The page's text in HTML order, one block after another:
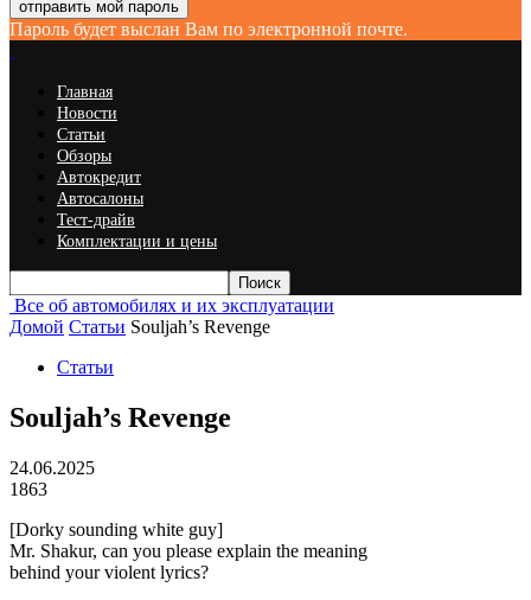
Пароль будет выслан Вам по электронной почте.
Главная
Новости
Статьи
Обзоры
Автокредит
Автосалоны
Тест-драйв
Комплектации и цены
Все об автомобилях и их эксплуатации
Домой Статьи Souljah’s Revenge
Статьи
Souljah’s Revenge
24.06.2025
1863
[Dorky sounding white guy]
Mr. Shakur, can you please explain the meaning
behind your violent lyrics?